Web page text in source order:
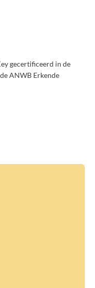
gecertificeerd in de
ANWB Erkende